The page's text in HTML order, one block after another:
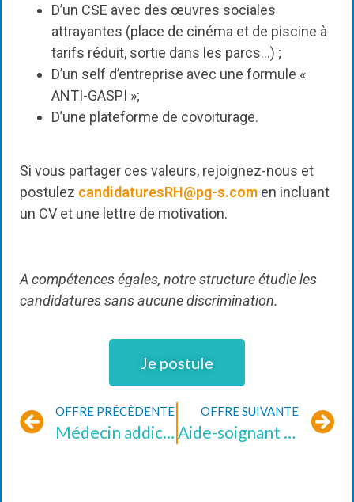
D’un CSE avec des œuvres sociales
attrayantes (place de cinéma et de piscine à
tarifs réduit, sortie dans les parcs…) ;
D’un self d’entreprise avec une formule «
ANTI-GASPI »;
D’une plateforme de covoiturage.
Si vous partager ces valeurs, rejoignez-nous et
postulez candidaturesRH@pg-s.com en incluant
un CV et une lettre de motivation.
A compétences égales, notre structure étudie les
candidatures sans aucune discrimination.
Je postule
OFFRE PRÉCÉDENTE
Médecin addictologue (H/F)
OFFRE SUIVANTE
Aide-soignant CDD (H/F)